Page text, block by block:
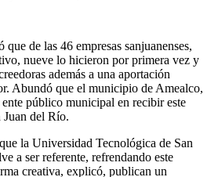
de las 46 empresas sanjuanenses,
nueve lo hicieron por primera vez y
además a una aportación
Abundó que el municipio de Amealco,
público municipal en recibir este
Juan del Río.
la Universidad Tecnológica de San
a ser referente, refrendando este
creativa, explicó, publican un